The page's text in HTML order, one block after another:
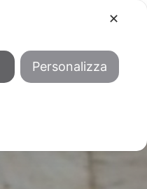
✕
Personalizza